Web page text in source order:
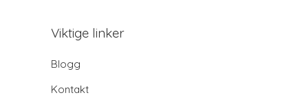
Viktige linker
Blogg
Kontakt